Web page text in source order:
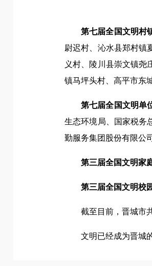
第七届全国文明村
尉迟村、沁水县郑村镇
义村、陵川县崇文镇尧
镇马坪头村、高平市东
第七届全国文明单
生态环境局、国家税务
勤服务集团股份有限公司
第三届全国文明家
第三届全国文明校
截至目前，晋城市
文明已经成为晋城